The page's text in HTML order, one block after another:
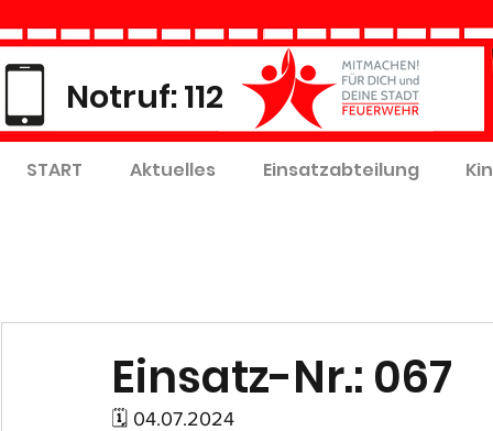
Notruf: 112
START Aktuelles Einsatzabteilung
Einsatz-Nr.: 067
🗓 04.07.2024